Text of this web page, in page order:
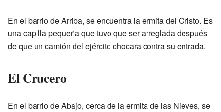
En el barrio de Arriba, se encuentra la ermita del Cristo. Es
una capilla pequeña que tuvo que ser arreglada después
de que un camión del ejército chocara contra su entrada.
El Crucero
En el barrio de Abajo, cerca de la ermita de las Nieves, se